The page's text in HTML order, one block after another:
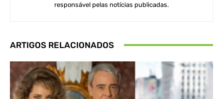
responsável pelas notícias publicadas.
ARTIGOS RELACIONADOS